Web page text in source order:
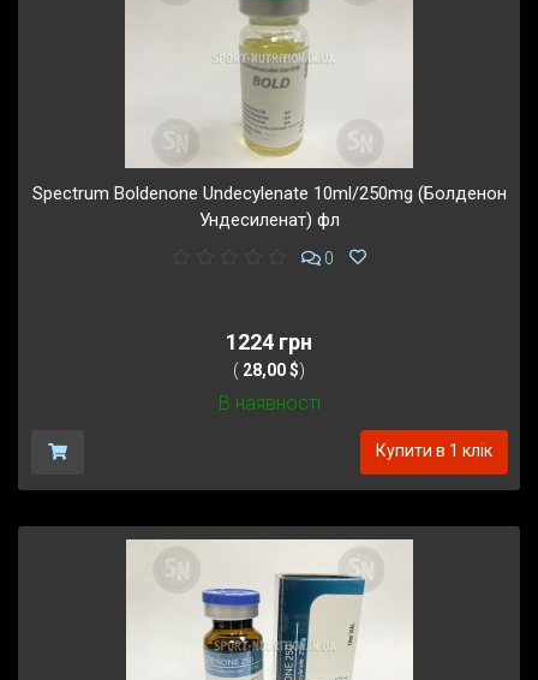
Spectrum Boldenone Undecylenate 10ml/250mg (Болденон
Ундесиленат) фл
0
1224 грн
( 28,00 $)
В наявності
Купити в 1 клік